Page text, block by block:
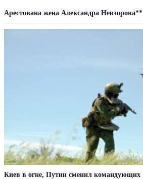
Арестована жена Александра Невзорова**
Киев в огне, Путин сменил командующих